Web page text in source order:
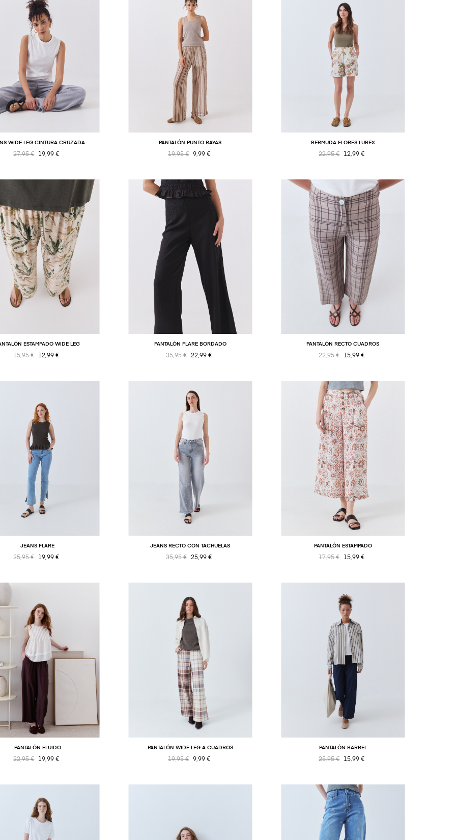
WIDE LEG CINTURA CRUZADA
27,95 € 19,99 €
PANTALÓN PUNTO RAYAS
19,95 € 9,99 €
BERMUDA FLORES LUREX
22,95 € 12,99 €
ESTAMPADO WIDE LEG
15,95 € 12,99 €
PANTALÓN FLARE BORDADO
35,95 € 22,99 €
PANTALÓN RECTO CUADROS
22,95 € 15,99 €
JEANS FLARE
25,95 € 19,99 €
JEANS RECTO CON TACHUELAS
35,95 € 25,99 €
PANTALÓN ESTAMPADO
17,95 € 15,99 €
PANTALÓN FLUIDO
22,95 € 19,99 €
PANTALÓN WIDE LEG A CUADROS
19,95 € 9,99 €
PANTALÓN BARREL
25,95 € 15,99 €